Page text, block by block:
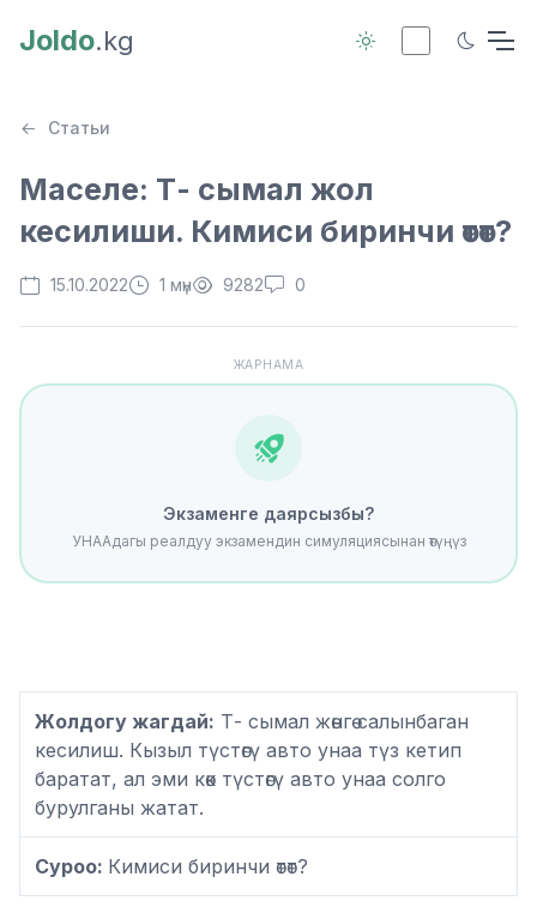
Joldo.kg
Статьи
Маселе: Т- сымал жол
кесилиши. Кимиси биринчи өтөт?
15.10.2022 1 мүн 9282 0
ЖАРНАМА
Экзаменге даярсызбы?
УНААдагы реалдуу экзамендин симуляциясынан өтүңүз
Жолдогу жагдай: Т- сымал жөнгө салынбаган
кесилиш. Кызыл түстөгү авто унаа түз кетип
баратат, ал эми көк түстөгү авто унаа солго
бурулганы жатат.
Суроо: Кимиси биринчи өтөт?